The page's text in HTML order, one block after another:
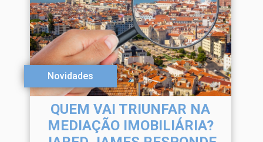
Novidades
QUEM VAI TRIUNFAR NA
MEDIAÇÃO IMOBILIÁRIA?